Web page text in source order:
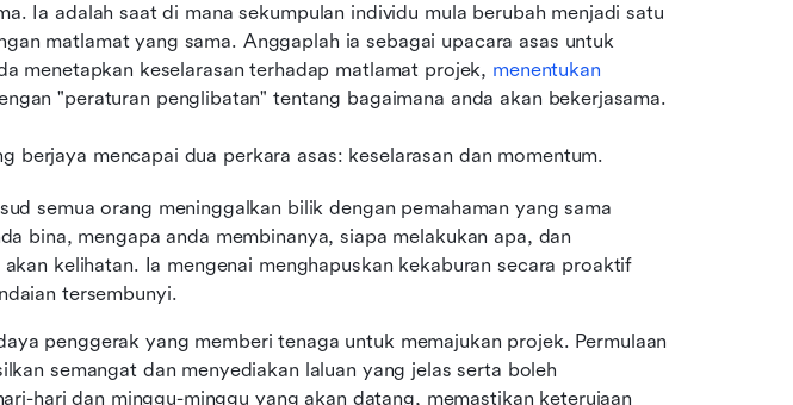
Ia adalah saat di mana sekumpulan individu mula berubah menjadi satu
matlamat yang sama. Anggaplah ia sebagai upacara asas untuk
menetapkan keselarasan terhadap matlamat projek, menentukan
"peraturan penglibatan" tentang bagaimana anda akan bekerjasama.
berjaya mencapai dua perkara asas: keselarasan dan momentum.
semua orang meninggalkan bilik dengan pemahaman yang sama
bina, mengapa anda membinanya, siapa melakukan apa, dan
kelihatan. Ia mengenai menghapuskan kekaburan secara proaktif
tersembunyi.
penggerak yang memberi tenaga untuk memajukan projek. Permulaan
semangat dan menyediakan laluan yang jelas serta boleh
hari dan minggu-minggu yang akan datang, memastikan keterujaan